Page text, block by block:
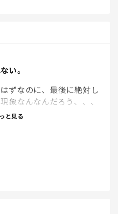
のに逃げがちなんだよね
ったっけ？🥹
い。
ずなのに、最後に絶対し
象なんなんだろう、、、
ポテチ、
れた試しがないのだ〜
と見る